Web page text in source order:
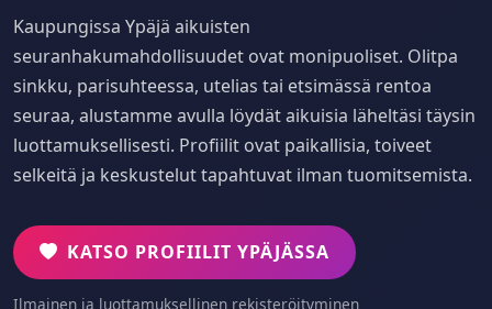
Kaupungissa Ypäjä aikuisten
seuranhakumahdollisuudet ovat monipuoliset. Olitpa
sinkku, parisuhteessa, utelias tai etsimässä rentoa
seuraa, alustamme avulla löydät aikuisia läheltäsi täysin
luottamuksellisesti. Profiilit ovat paikallisia, toiveet
selkeitä ja keskustelut tapahtuvat ilman tuomitsemista.
KATSO PROFIILIT YPÄJÄSSA
Ilmainen ja luottamuksellinen rekisteröityminen